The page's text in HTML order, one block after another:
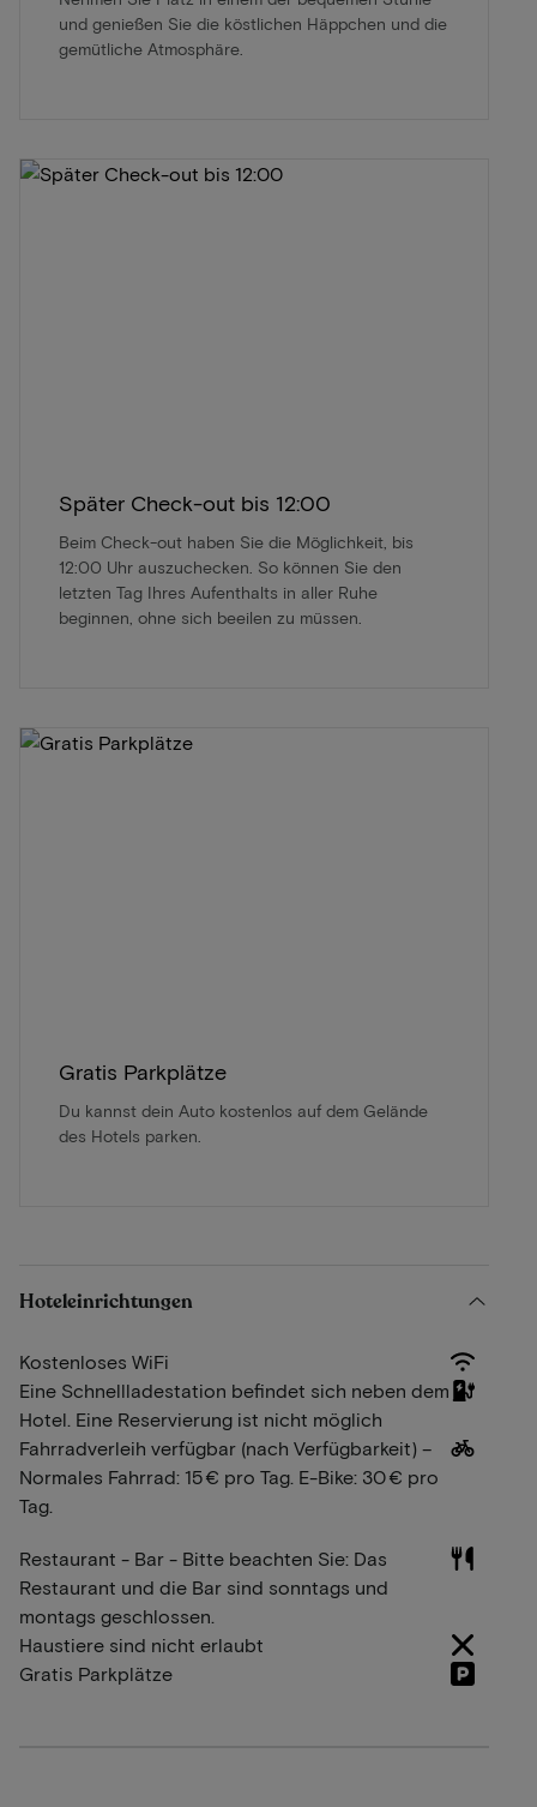
und genießen Sie die köstlichen Häppchen und die
gemütliche Atmosphäre.
Später Check-out bis 12:00
Beim Check-out haben Sie die Möglichkeit, bis
12:00 Uhr auszuchecken. So können Sie den
letzten Tag Ihres Aufenthalts in aller Ruhe
beginnen, ohne sich beeilen zu müssen.
Gratis Parkplätze
Du kannst dein Auto kostenlos auf dem Gelände
des Hotels parken.
Hoteleinrichtungen
Kostenloses WiFi
Eine Schnellladestation befindet sich neben dem
Hotel. Eine Reservierung ist nicht möglich
Fahrradverleih verfügbar (nach Verfügbarkeit) –
Normales Fahrrad: 15 € pro Tag. E-Bike: 30 € pro
Tag.
Restaurant - Bar - Bitte beachten Sie: Das
Restaurant und die Bar sind sonntags und
montags geschlossen.
Haustiere sind nicht erlaubt
Gratis Parkplätze